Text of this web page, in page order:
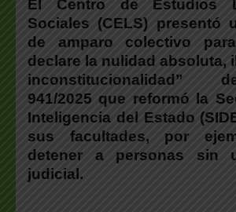
El Centro de Estudios
Sociales (CELS) presentó
de amparo colectivo
declare la nulidad absoluta,
inconstitucionalidad”
941/2025 que reformó la
Inteligencia del Estado
sus facultades, por
detener a personas sin
judicial.